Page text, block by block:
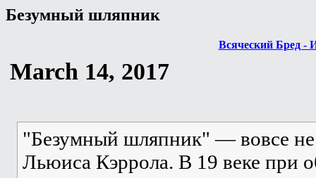
Безумный шляпник
Всяческий Бред -
March 14, 2017
"Безумный шляпник" — вовсе не
Льюиса Кэррола. В 19 веке при